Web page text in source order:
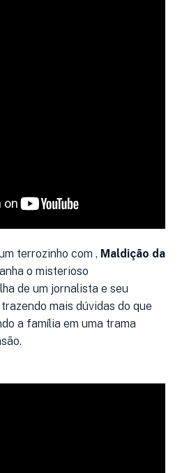
terrozinho com , Maldição da
o misterioso
de um jornalista e seu
mais dúvidas do que
a família em uma trama